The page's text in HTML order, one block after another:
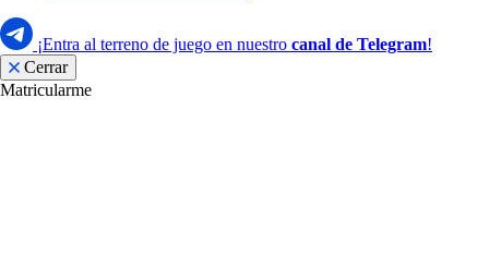
¡Entra al terreno de juego en nuestro canal de Telegram!
Cerrar
Matricularme